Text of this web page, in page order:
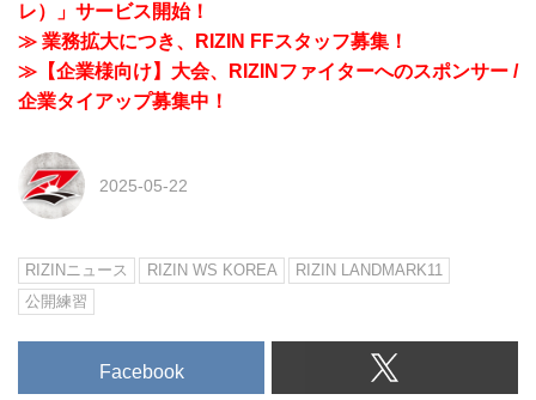
レ）」サービス開始！
≫ 業務拡大につき、RIZIN FFスタッフ募集！
≫【企業様向け】大会、RIZINファイターへのスポンサー /
企業タイアップ募集中！
2025-05-22
RIZINニュース RIZIN WS KOREA
RIZIN LANDMARK11
公開練習
Facebook